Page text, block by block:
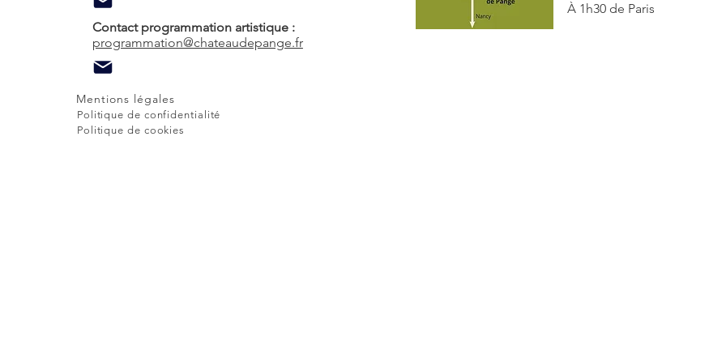
Contact programmation artistique :
programmation@chateaudepange.fr
Mentions légales
Politique de confidentialité
Politique de cookies
À 1h30 de Paris